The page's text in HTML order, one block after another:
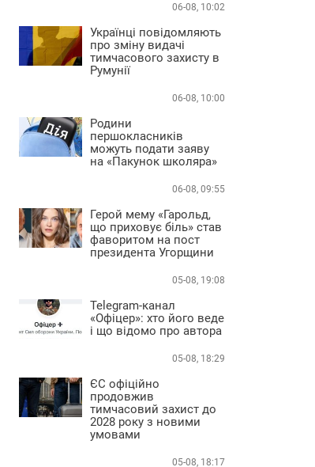
06-08, 10:02
Українці повідомляють
про зміну видачі
тимчасового захисту в
Румунії
06-08, 10:00
Родини
першокласників
можуть подати заяву
на «Пакунок школяра»
06-08, 09:55
Герой мему «Гарольд,
що приховує біль» став
фаворитом на пост
президента Угорщини
05-08, 19:08
Telegram-канал
«Офіцер»: хто його веде
і що відомо про автора
05-08, 18:29
ЄС офіційно
продовжив
тимчасовий захист до
2028 року з новими
умовами
05-08, 18:17